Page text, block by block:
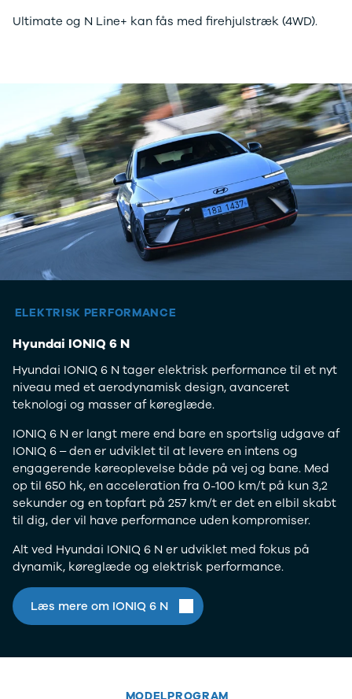
biltyper
Lille bil
SUV
Crossover
Stationcar
Hatchback
Sedan
7 personers
biler
Varebiler
Cabriolet
Biler med
automatgear
automatgear
med
automatgear
Elbiler
Se alle elbiler
Lille elbil
Elbil med
træk
Billig elbil
Audi
BMW
BYD
Cupra
Dacia
Ford
Hyundai
Ultimate og N Line+ kan fås med firehjulstræk (4WD).
ELEKTRISK PERFORMANCE
Hyundai IONIQ 6 N
Hyundai IONIQ 6 N tager elektrisk performance til et nyt
niveau med et aerodynamisk design, avanceret
teknologi og masser af køreglæde.
IONIQ 6 N er langt mere end bare en sportslig udgave af
IONIQ 6 – den er udviklet til at levere en intens og
engagerende køreoplevelse både på vej og bane. Med
op til 650 hk, en acceleration fra 0-100 km/t på kun 3,2
sekunder og en topfart på 257 km/t er det en elbil skabt
til dig, der vil have performance uden kompromiser.
Alt ved Hyundai IONIQ 6 N er udviklet med fokus på
dynamik, køreglæde og elektrisk performance.
Læs mere om IONIQ 6 N